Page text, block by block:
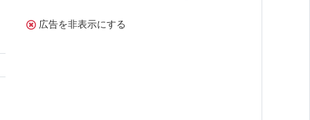
広告を非表示にする